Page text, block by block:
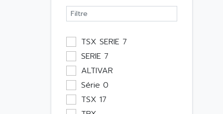
Entrée / Sortie
Memoire
Module Métier
Moteur
Pupitre Opérateur
Rack
Etude
Software
TSX SERIE 7
SERIE 7
ALTIVAR
Série 0
TSX 17